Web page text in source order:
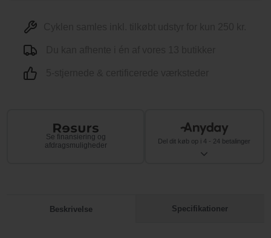
Se finansiering og
afdragsmuligheder
Del dit køb op i 4 - 24 betalinger
Beskrivelse Specifikationer